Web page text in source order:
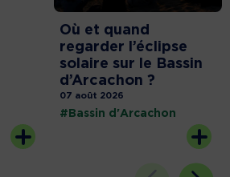
Où et quand
regarder l’éclipse
solaire sur le Bassin
d’Arcachon ?
07 août 2026
#Bassin d'Arcachon